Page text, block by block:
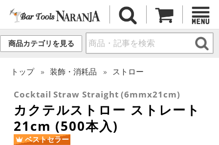
商品カテゴリを見る
トップ 装飾・消耗品 ストロー
Cocktail Straw Straight (6mmx21cm)
カクテルストロー ストレート
21cm (500本入)
ベストセラー